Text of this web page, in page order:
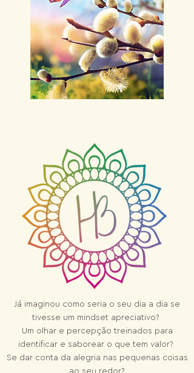
Já imaginou como seria o seu dia a dia se
tivesse um mindset apreciativo?
Um olhar e percepção treinados para
identificar e saborear o que tem valor?
Se dar conta da alegria nas pequenas coisas
ao seu redor?